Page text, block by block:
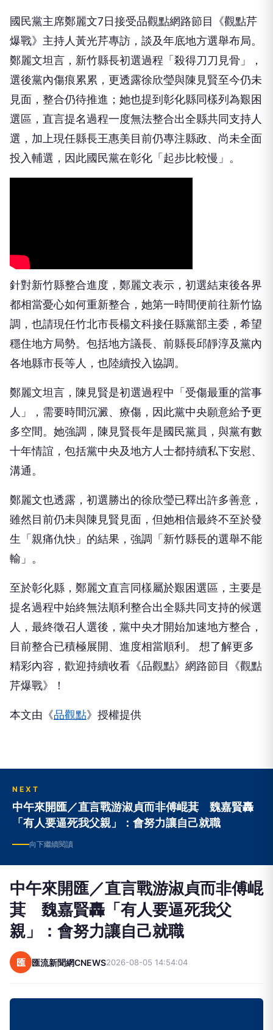
國民黨主席鄭麗文7日接受品觀點網路節目《觀點芹
爆戰》主持人黃光芹專訪，談及年底地方選舉布局。
鄭麗文坦言，新竹縣長初選過程「殺得刀刀見骨」，
選後黨內傷痕累累，更透露徐欣瑩與陳見賢至今仍未
見面，整合仍待推進；她也提到彰化縣同樣列為艱困
選區，直言提名過程一度無法整合出全縣共同支持人
選，加上現任縣長王惠美目前仍專注縣政、尚未全面
投入輔選，因此國民黨在彰化「起步比較慢」。
針對新竹縣整合進度，鄭麗文表示，初選結束後各界
都相當憂心如何重新整合，她第一時間便前往新竹協
調，也請現任竹北市長楊文科接任縣黨部主委，希望
穩住地方局勢。包括地方議長、前縣長邱靜淳及黨內
各地縣市長等人，也陸續投入協調。
鄭麗文坦言，陳見賢是初選過程中「受傷最重的當事
人」，需要時間沉澱、療傷，因此黨中央願意給予更
多空間。她強調，陳見賢長年是國民黨員，與黨有數
十年情誼，包括黨中央及地方人士都持續私下安慰、
溝通。
鄭麗文也透露，初選勝出的徐欣瑩已釋出許多善意，
雖然目前仍未與陳見賢見面，但她相信最終不至於發
生「親痛仇快」的結果，強調「新竹縣長的選舉不能
輸」。
至於彰化縣，鄭麗文直言同樣屬於艱困選區，主要是
提名過程中始終無法順利整合出全縣共同支持的候選
人，最終徵召人選後，黨中央才開始加速地方整合，
目前整合已積極展開、進度相當順利。 想了解更多
精彩內容，歡迎持續收看《品觀點》網路節目《觀點
芹爆戰》！
本文由《品觀點》授權提供
NEXT
中午來開匯／直言戰游淑貞而非傅崐萁 魏嘉賢轟
「有人要逼死我父親」：會努力讓自己就職
向下繼續閱讀
中午來開匯／直言戰游淑貞而非傅崐
萁 魏嘉賢轟「有人要逼死我父
親」：會努力讓自己就職
匯 匯流新聞網CNEWS2026-08-05 14:54:04